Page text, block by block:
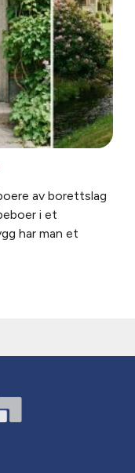
av borettslag
i et
har man et